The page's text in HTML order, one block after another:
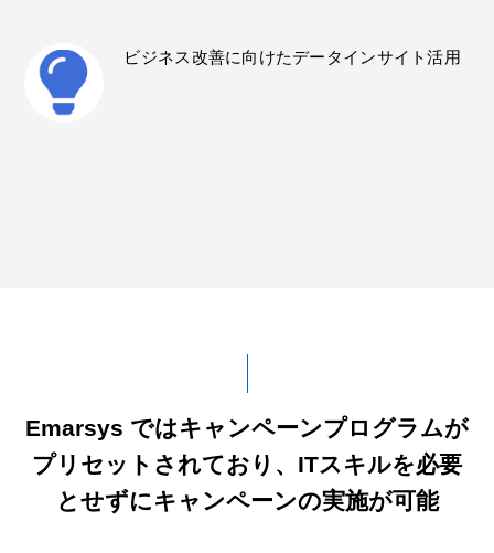
ビジネス改善に向けたデータインサイト活用
Emarsys ではキャンペーンプログラムが
プリセットされており、 ITスキルを必要
とせずにキャンペーンの実施が可能